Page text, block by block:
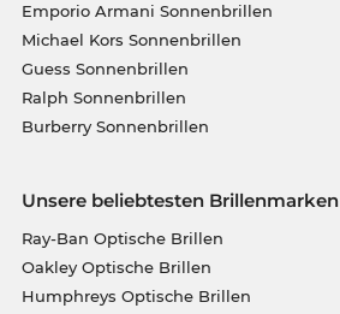
Emporio Armani Sonnenbrillen
Michael Kors Sonnenbrillen
Guess Sonnenbrillen
Ralph Sonnenbrillen
Burberry Sonnenbrillen
Unsere beliebtesten Brillenmarken
Ray-Ban Optische Brillen
Oakley Optische Brillen
Humphreys Optische Brillen